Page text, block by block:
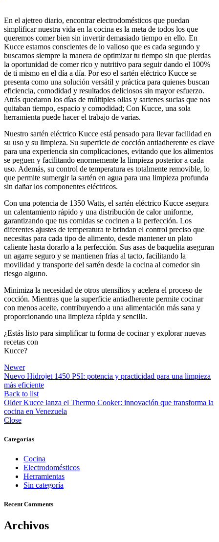
En el ajetreo diario, encontrar electrodomésticos que puedan
simplificar nuestra vida en la cocina es la meta de todos los que
queremos comer bien sin invertir demasiado tiempo en ello. En
Kucce estamos conscientes de lo valioso que es cada segundo y
buscamos siempre la manera de optimizar tu tiempo sin que pierdas
la oportunidad de comer rico y nutritivo para seguir dando el 100%
de ti mismo en el día a día. Por eso el sartén eléctrico Kucce se
presenta como una solución versátil y práctica para quienes buscan
eficiencia, comodidad y resultados deliciosos sin mayor esfuerzo.
Atrás quedaron los días de múltiples ollas y sartenes sucias que nos
quitaban tiempo, espacio y comodidad; Con Kucce, una sola
herramienta puede hacer el trabajo de varias.
Nuestro sartén eléctrico Kucce está pensado para llevar facilidad en
su uso y su limpieza. Su superficie de cocción antiadherente es clave
para una experiencia sin complicaciones, evitando que los alimentos
se peguen y facilitando enormemente la limpieza posterior a cada
uso. Además, su control de temperatura es totalmente removible, lo
que permite sumergir la sartén en agua para una limpieza profunda
sin dañar los componentes eléctricos.
Con una potencia de 1350 Watts, el sartén eléctrico Kucce asegura
un calentamiento rápido y una distribución de calor uniforme,
garantizando que tus comidas se cocinen a la perfección. Los
diferentes ajustes de temperatura te brindan el control preciso que
necesitas para cada tipo de alimento, desde mantener un plato
caliente hasta dorarlo a la perfección. Sus asas de baquelita aseguran
un agarre seguro y se mantienen frías al tacto, facilitando la
movilidad y transporte del sartén desde la cocina al comedor sin
riesgo alguno.
Minimiza la necesidad de otros utensilios y acelera el proceso de
cocción. Mientras que la superficie antiadherente permite cocinar
con menos aceite, contribuyendo a una alimentación más sana y
proporcionando una limpieza rápida y sencilla.
¿Estás listo para simplificar tu forma de cocinar y explorar nuevas
recetas con
Kucce?
Newer
Nuevo Hidrojet 1450 PSI: potencia y practicidad para una limpieza
más eficiente
Back to list
Older Kucce lanza el Thermo Cooker: innovación que transforma la
cocina en Venezuela
Close
Categorías
Cocina
Electrodomésticos
Herramientas
Sin categoría
Recent Comments
Archivos